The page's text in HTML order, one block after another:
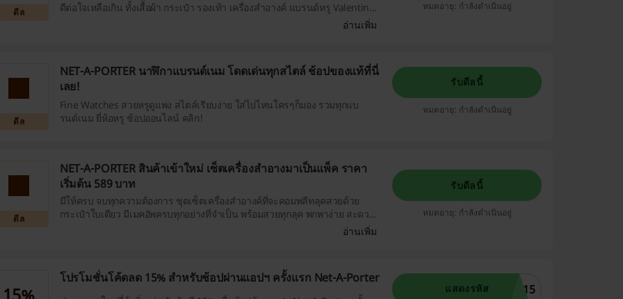
ดีล
ดีต่อใจเหลือเกิน ทั้งเสื้อผ้า กระเป๋า รองเท้า เครื่องสำอางค์ แบรนด์หรู Valentino,
อ่านเพิ่ม
หมดอายุ: กำลังดำเนินอยู่
ดีล
NET-A-PORTER นาฬิกาแบรนด์เนม โดดเด่นทุกสไตล์ ช้อปของแท้ที่นี่
เลย!
Fine Watches สวยหรูดูแพง สไตล์เรียบง่าย ใส่ไปไหนใครๆก็มอง รวมทุกแบ
รนด์เนม ยี่ห้อหรู ช้อปออนไลน์ คลิก!
รับดีลนี้
หมดอายุ: กำลังดำเนินอยู่
ดีล
NET-A-PORTER สินค้าเข้าใหม่ เซ็ตเครื่องสำอางมาเป็นแพ็ค ราคา
เริ่มต้น 589 บาท
มีให้ครบ จบทุกความต้องการ ชุดเซ็ตเครื่องสำอางค์ที่จะคอมพลีทลุคสวยด้วย
กระเป๋าใบเดียว มีเมคอัพครบทุกอย่างที่จำเป็น พร้อมสวยทุกลุค พกพาง่าย สะดวก
อ่านเพิ่ม
รับดีลนี้
หมดอายุ: กำลังดำเนินอยู่
โปรโมชั่นโค้ดลด 15% สำหรับช้อปผ่านแอปฯ ครั้งแรก Net-A-Porter
แสดงรหัส P15